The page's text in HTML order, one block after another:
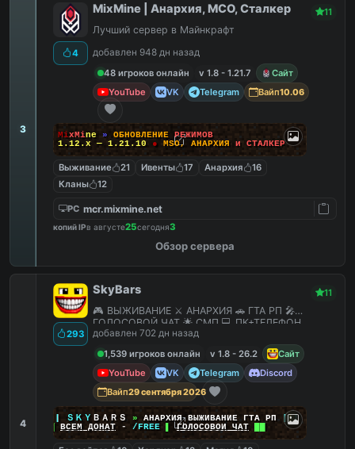
3
4
MixMine | Анархия, МСО, Сталкер 11
Лучший сервер в Майнкрафт
добавлен 948 дн назад
48 игроков онлайн
v 1.8 - 1.21.7
Сайт
YouTube
VK Telegram Вайп10.06
MixMine » ОБНОВЛЕНИЕ РЕЖИМОВ
1.12.x — 1.21.10
● MSO, АНАРХИЯ и СТАЛКЕР
Выживание 21 Ивенты 17 Анархия
16
Кланы
12
PC mcr.mixmine.net
копий IPв августе25сегодня3
Обзор сервера
4
293
SkyBars 11
🎮 ВЫЖИВАНИЕ ⚔️ АНАРХИЯ 🚗 ГТА РП 🎤
ГОЛОСОВОЙ ЧАТ 🌟 СМП 💻 ПК+ТЕЛЕФОН
добавлен 702 дн назад
1,539 игроков онлайн
v 1.8 - 26.2
Сайт
YouTube
VK Telegram
Discord
Вайп29 сентября 2026
ＳＫＹ ＢＡＲＳ » АНАРХИЯ ВЫЖИВАНИЕ ГТА РП |||
ВСЕМ ДОНАТ- /FREE ▌ГОЛОСОВОЙ ЧАТ